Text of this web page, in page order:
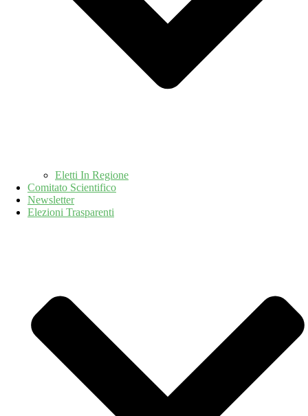
Eletti In Regione
Comitato Scientifico
Newsletter
Elezioni Trasparenti